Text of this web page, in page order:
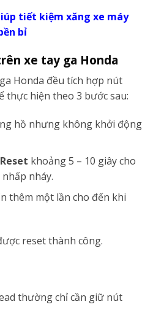
tiết kiệm xăng xe máy
bỉ
xe tay ga Honda
Honda đều tích hợp nút
thực hiện theo 3 bước sau:
hồ nhưng không khởi động
khoảng 5 – 10 giây cho
nháy.
thêm một lần cho đến khi
reset thành công.
thường chỉ cần giữ nút